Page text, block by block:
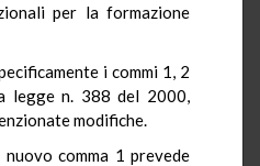
per la formazione
i commi 1, 2
legge n. 388 del 2000,
modifiche.
comma 1 prevede